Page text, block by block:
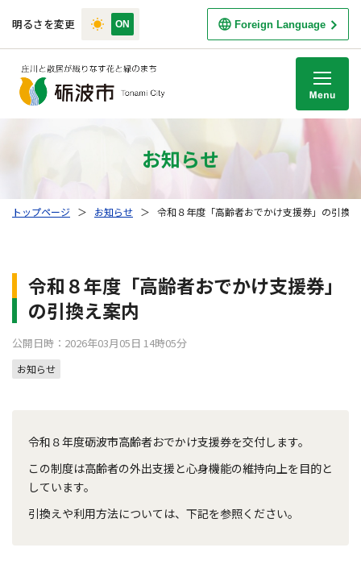
明るさを変更 Foreign Language
お知らせ
トップページ ＞ お知らせ ＞ 令和８年度「高齢者おでかけ支援券」の引換
令和８年度「高齢者おでかけ支援券」
の引換え案内
公開日時：2026年03月05日 14時05分
お知らせ
令和８年度砺波市高齢者おでかけ支援券を交付します。
この制度は高齢者の外出支援と心身機能の維持向上を目的と
しています。
引換えや利用方法については、下記を参照ください。